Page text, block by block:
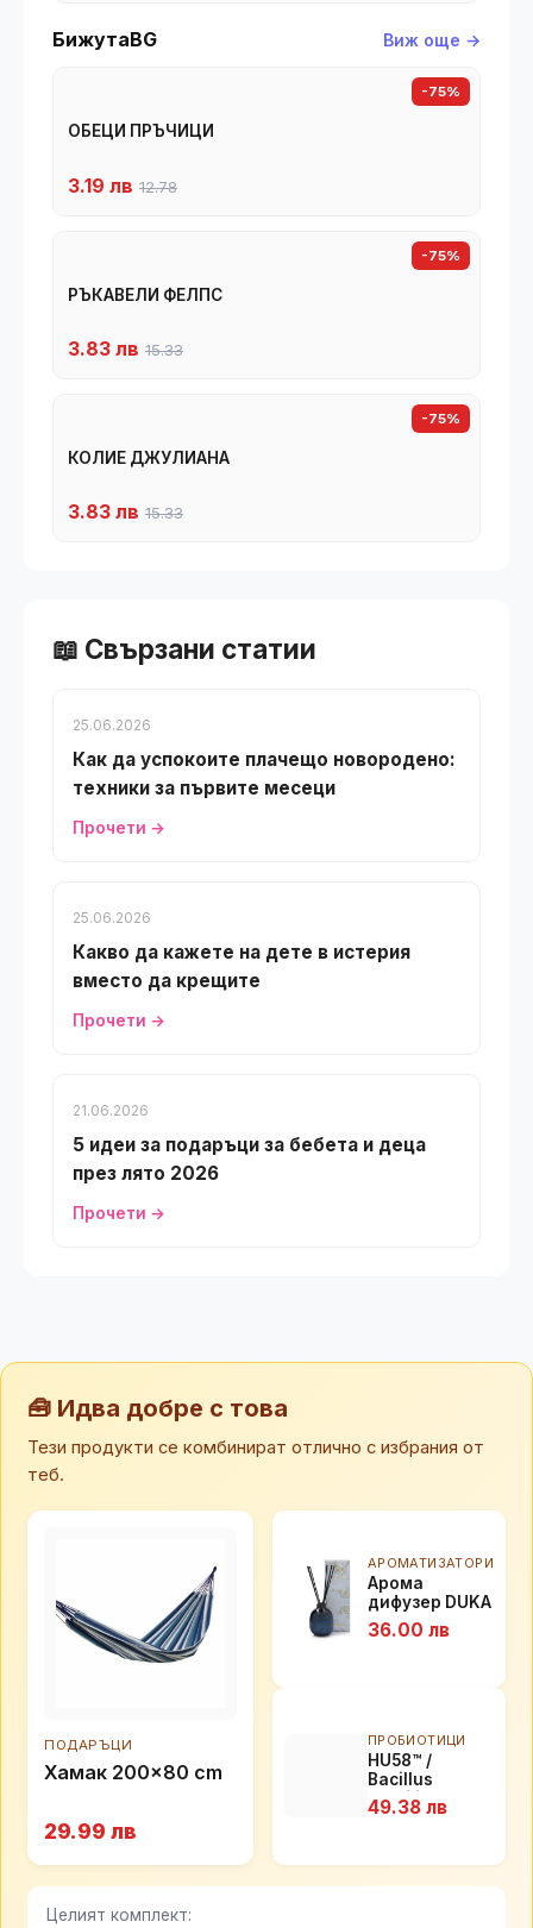
БижутаBG Виж още →
-75%
ОБЕЦИ ПРЪЧИЦИ
3.19 лв 12.78
-75%
РЪКАВЕЛИ ФЕЛПС
3.83 лв 15.33
-75%
КОЛИЕ ДЖУЛИАНА
3.83 лв 15.33
📖 Свързани статии
25.06.2026
Как да успокоите плачещо новородено:
техники за първите месеци
Прочети →
25.06.2026
Какво да кажете на дете в истерия
вместо да крещите
Прочети →
21.06.2026
5 идеи за подаръци за бебета и деца
през лято 2026
Прочети →
🧰 Идва добре с това
Тези продукти се комбинират отлично с избрания от
теб.
ПОДАРЪЦИ
Хамак 200x80 cm
29.99 лв
АРОМАТИЗАТОРИ
Арома
дифузер DUKA
SANDSTEN,
памучен
36.00 лв
ПРОБИОТИЦИ
HU58™ /
Bacillus
Subtilis 5 млрд
активни
49.38 лв
Целият комплект: